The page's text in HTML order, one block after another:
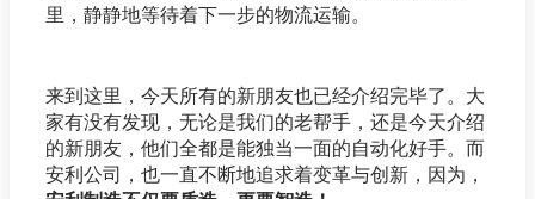
里，静静地等待着下一步的物流运输。
来到这里，今天所有的新朋友也已经介绍完毕了。大
家有没有发现，无论是我们的老帮手，还是今天介绍
的新朋友，他们全都是能独当一面的自动化好手。而
安利公司，也一直不断地追求着变革与创新，因为，